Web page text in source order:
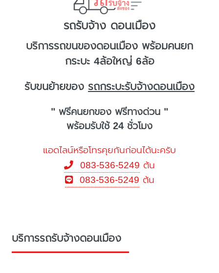
รถรับจ้าง ดอนเมือง
บริการรถขนของดอนเมือง พร้อมคนยก
กระบะ 4ล้อใหญ่ 6ล้อ
รับขนย้ายของ รถกระบะรับจ้างดอนเมือง
" ฟรีคนยกของ ฟรีทางด่วน "
พร้อมรับใช้ 24 ชั่วโมง
แอดไลน์หรือโทรคุยกันก่อนได้นะครับ
083-536-5249 ต้น
083-536-5249 ต้น
บริการรถรับจ้างดอนเมือง